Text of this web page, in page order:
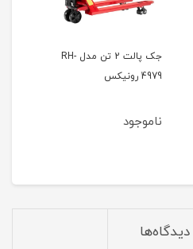
جک پالت 2 تن مدل RH-
4979 رونیکس
ناموجود
دیدگاه‌ها